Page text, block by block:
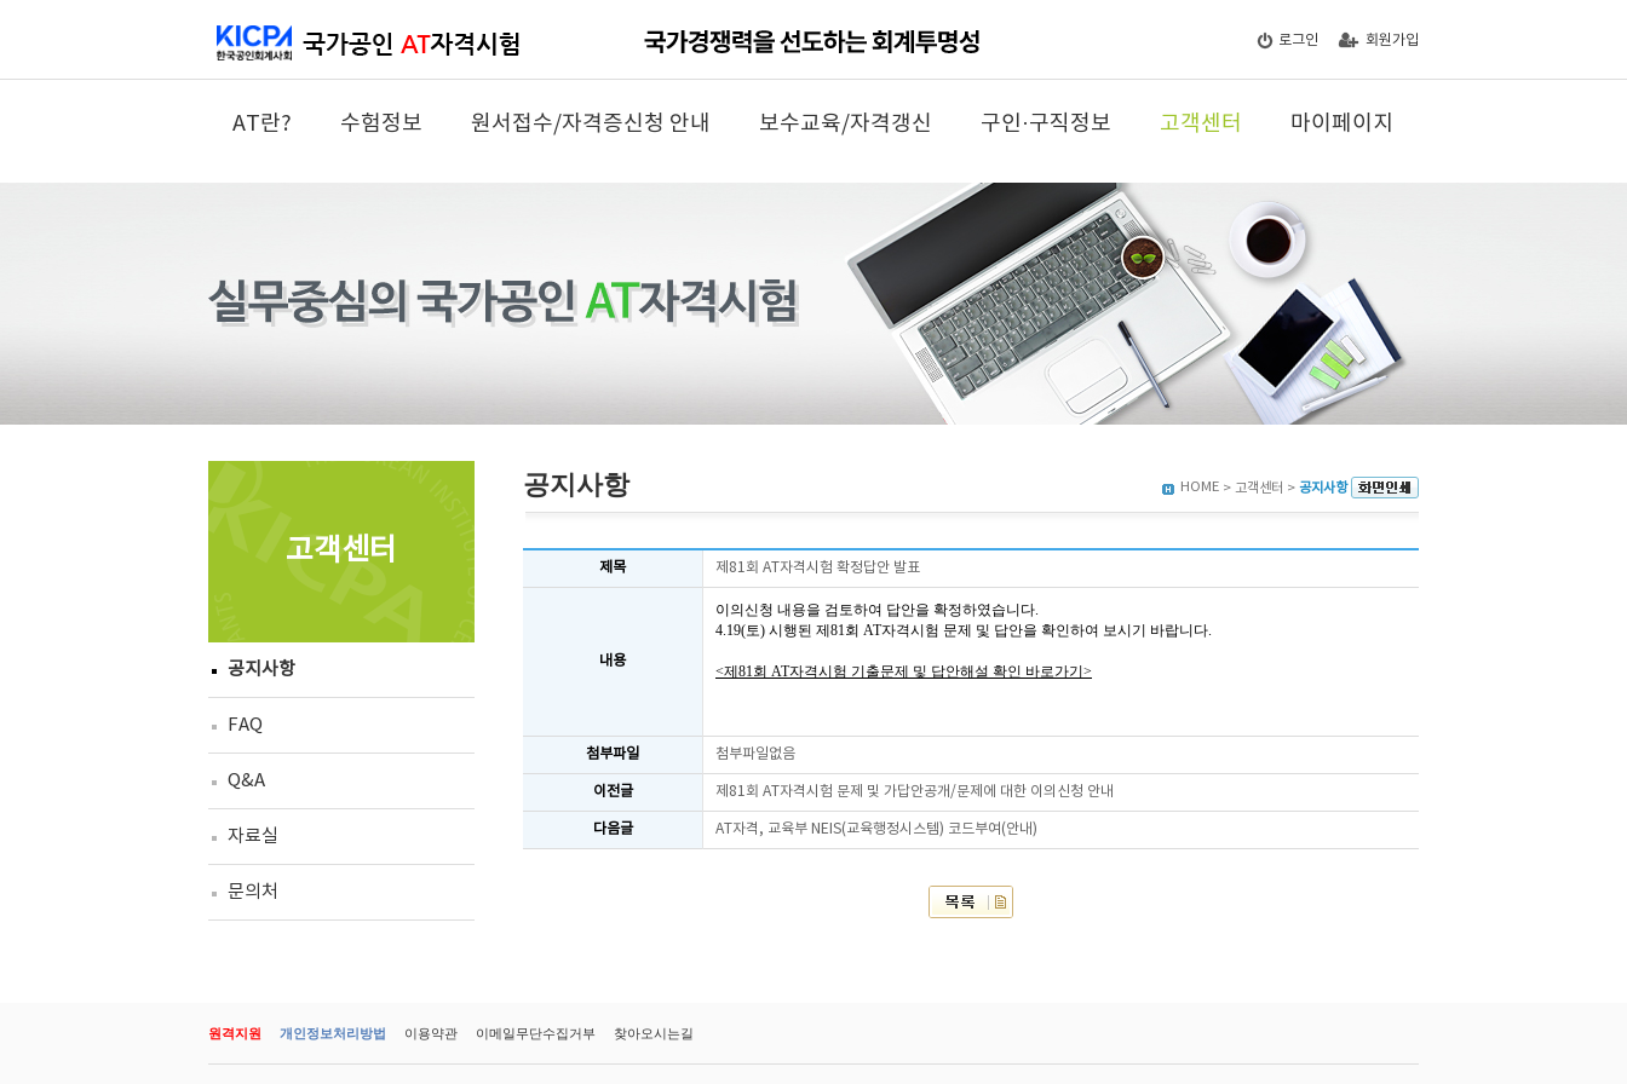
로그인 회원가입
AT란? 수험정보 원서접수/자격증신청 안내 보수교육/자격갱신 구인·구직정보 고객센터 마이페이지
고객센터
공지사항
FAQ
Q&A
자료실
문의처
공지사항 HOME > 고객센터 > 공지사항
제목 제81회 AT자격시험 확정답안 발표
내용
이의신청 내용을 검토하여 답안을 확정하였습니다.
4.19(토) 시행된 제81회 AT자격시험 문제 및 답안을 확인하여 보시기 바랍니다.
<제81회 AT자격시험 기출문제 및 답안해설 확인 바로가기>
첨부파일 첨부파일없음
이전글 제81회 AT자격시험 문제 및 가답안공개/문제에 대한 이의신청 안내
다음글 AT자격, 교육부 NEIS(교육행정시스템) 코드부여(안내)
원격지원 개인정보처리방법 이용약관 이메일무단수집거부 찾아오시는길